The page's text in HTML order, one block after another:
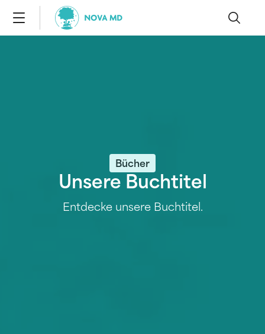
Bücher
Unsere Buchtitel
Entdecke unsere Buchtitel.